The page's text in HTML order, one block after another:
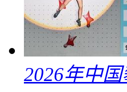
2026年中